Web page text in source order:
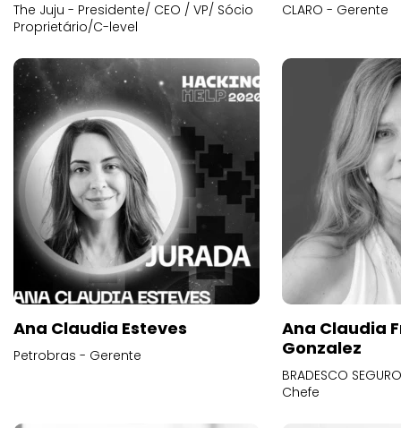
The Juju - Presidente/ CEO / VP/ Sócio
Proprietário/C-level
CLARO - Gerente
Ana Claudia Esteves
Petrobras - Gerente
Ana Claudia
Gonzalez
BRADESCO
Chefe